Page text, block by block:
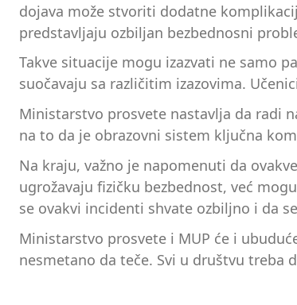
dojava može stvoriti dodatne
predstavljaju ozbiljan bezbednosni
Takve situacije mogu izazvati ne samo
suočavaju sa različitim izazovima.
Ministarstvo prosvete nastavlja da radi
na to da je obrazovni sistem ključna
Na kraju, važno je napomenuti da
ugrožavaju fizičku bezbednost, već
se ovakvi incidenti shvate ozbiljno i da
Ministarstvo prosvete i MUP će i
nesmetano da teče. Svi u društvu treba